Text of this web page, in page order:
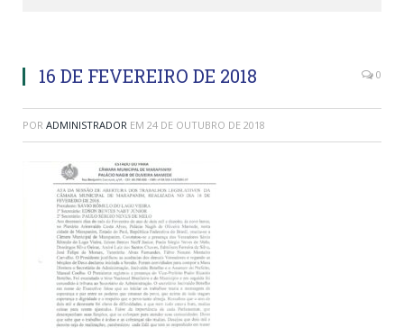
16 DE FEVEREIRO DE 2018 0
POR ADMINISTRADOR EM 24 DE OUTUBRO DE 2018